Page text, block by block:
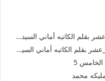
الكاتبه أماني السيد حصريه وجديده
الكاتبه أماني السيد حصريه وجديده
5